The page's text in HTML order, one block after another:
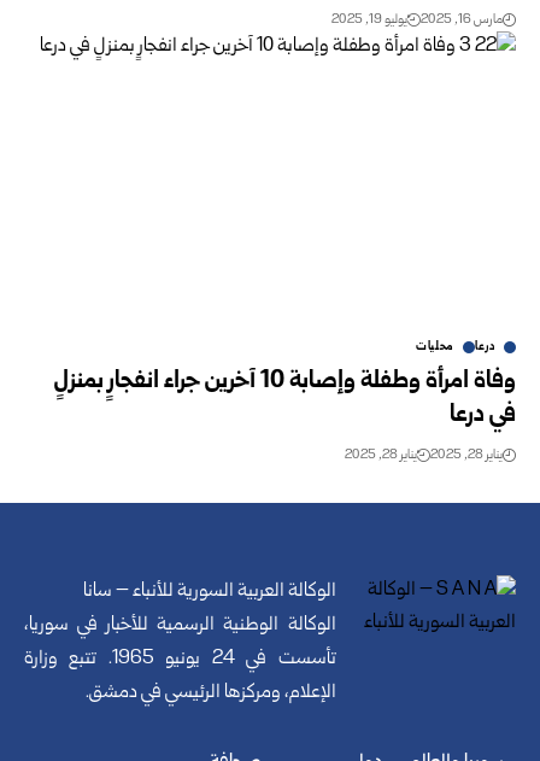
مارس 16, 2025 يوليو 19, 2025
درعا محليات
وفاة امرأة وطفلة وإصابة 10 آخرين جراء انفجارٍ بمنزلٍ
في درعا
يناير 28, 2025 يناير 28, 2025
الوكالة العربية السورية للأنباء – سانا
الوكالة الوطنية الرسمية للأخبار في سوريا،
تأسست في 24 يونيو 1965. تتبع وزارة
الإعلام، ومركزها الرئيسي في دمشق.